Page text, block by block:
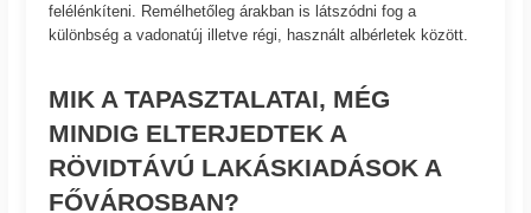
felélénkíteni. Remélhetőleg árakban is látszódni fog a
különbség a vadonatúj illetve régi, használt albérletek között.
MIK A TAPASZTALATAI, MÉG
MINDIG ELTERJEDTEK A
RÖVIDTÁVÚ LAKÁSKIADÁSOK A
FŐVÁROSBAN?